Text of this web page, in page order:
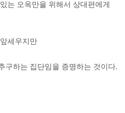
는 오옥만을 위해서 상대편에게
세우지만
구하는 집단임을 증명하는 것이다.